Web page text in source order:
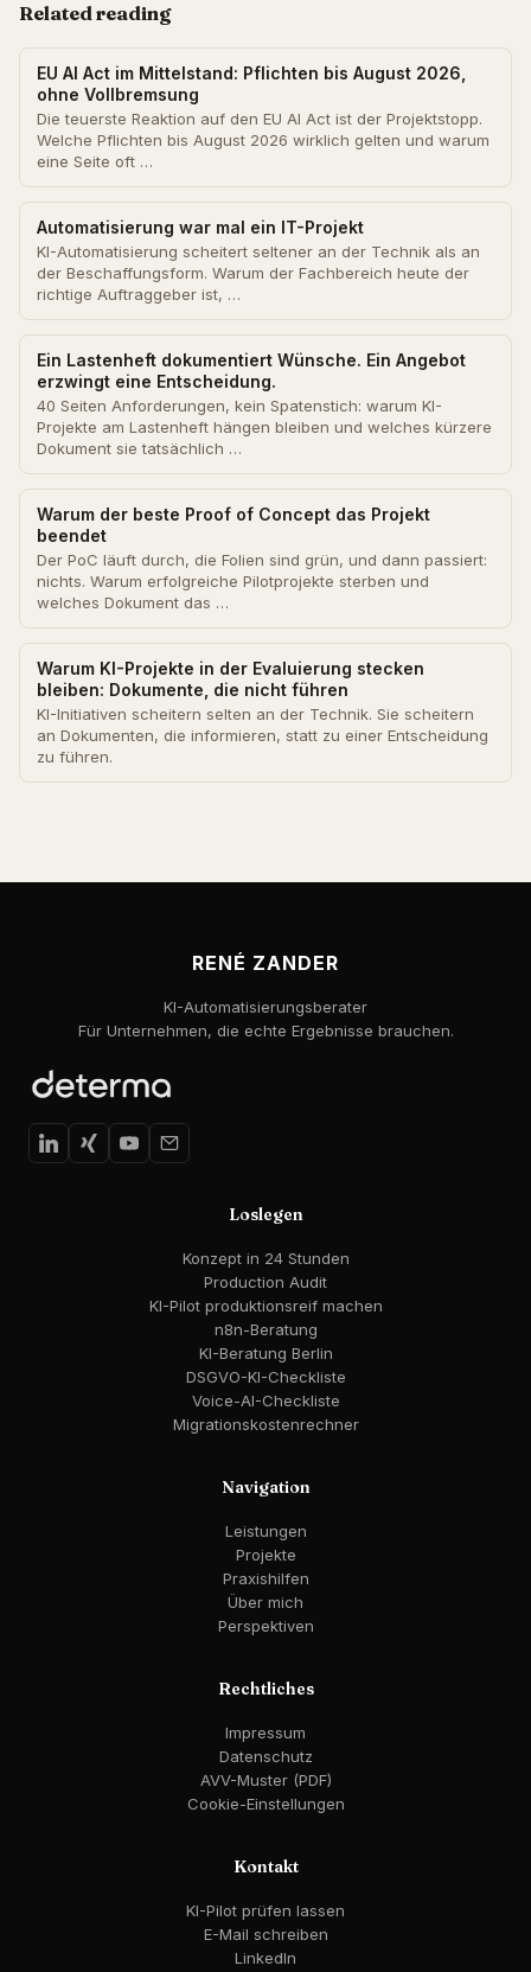
Related reading
EU AI Act im Mittelstand: Pflichten bis August 2026,
ohne Vollbremsung
Die teuerste Reaktion auf den EU AI Act ist der Projektstopp.
Welche Pflichten bis August 2026 wirklich gelten und warum
eine Seite oft …
Automatisierung war mal ein IT-Projekt
KI-Automatisierung scheitert seltener an der Technik als an
der Beschaffungsform. Warum der Fachbereich heute der
richtige Auftraggeber ist, …
Ein Lastenheft dokumentiert Wünsche. Ein Angebot
erzwingt eine Entscheidung.
40 Seiten Anforderungen, kein Spatenstich: warum KI-
Projekte am Lastenheft hängen bleiben und welches kürzere
Dokument sie tatsächlich …
Warum der beste Proof of Concept das Projekt
beendet
Der PoC läuft durch, die Folien sind grün, und dann passiert:
nichts. Warum erfolgreiche Pilotprojekte sterben und
welches Dokument das …
Warum KI-Projekte in der Evaluierung stecken
bleiben: Dokumente, die nicht führen
KI-Initiativen scheitern selten an der Technik. Sie scheitern
an Dokumenten, die informieren, statt zu einer Entscheidung
zu führen.
RENÉ ZANDER
KI-Automatisierungsberater
Für Unternehmen, die echte Ergebnisse brauchen.
Loslegen
Konzept in 24 Stunden
Production Audit
KI-Pilot produktionsreif machen
n8n-Beratung
KI-Beratung Berlin
DSGVO-KI-Checkliste
Voice-AI-Checkliste
Migrationskostenrechner
Navigation
Leistungen
Projekte
Praxishilfen
Über mich
Perspektiven
Rechtliches
Impressum
Datenschutz
AVV-Muster (PDF)
Cookie-Einstellungen
Kontakt
KI-Pilot prüfen lassen
E-Mail schreiben
LinkedIn